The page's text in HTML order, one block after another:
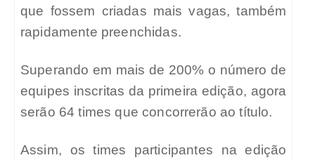
que fossem criadas mais vagas, também
rapidamente preenchidas.
Superando em mais de 200% o número de
equipes inscritas da primeira edição, agora
serão 64 times que concorrerão ao título.
Assim, os times participantes na edição